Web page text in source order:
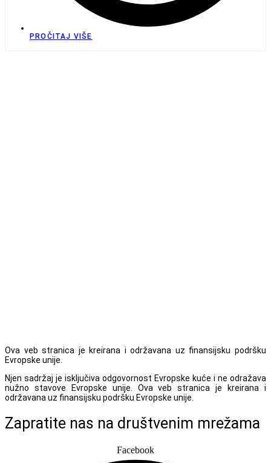
PROČITAJ VIŠE
Ova veb stranica je kreirana i održavana uz finansijsku podršku
Evropske unije.
Njen sadržaj je isključiva odgovornost Evropske kuće i ne odražava
nužno stavove Evropske unije. Ova veb stranica je kreirana i
održavana uz finansijsku podršku Evropske unije.
Zapratite nas na društvenim mrežama
Facebook